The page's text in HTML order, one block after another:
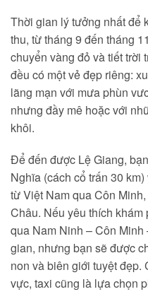
Thời gian lý tưởng nhất để
thu, từ tháng 9 đến tháng
chuyển vàng đỏ và tiết trời
đều có một vẻ đẹp riêng:
lãng mạn với mưa phùn
nhưng đầy mê hoặc với
khôi.
Để đến được Lệ Giang,
Nghĩa (cách cổ trấn 30
từ Việt Nam qua Côn
Châu. Nếu yêu thích
qua Nam Ninh – Côn
gian, nhưng bạn sẽ được
non và biên giới tuyệt đẹp.
vực, taxi cũng là lựa chọn